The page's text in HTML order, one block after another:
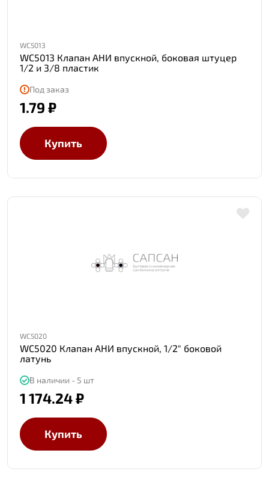
WC5013
WC5013 Клапан АНИ впускной, боковая штуцер
1/2 и 3/8 пластик
Под заказ
1.79 ₽
Купить
WC5020
WC5020 Клапан АНИ впускной, 1/2" боковой
латунь
В наличии - 5 шт
1 174.24 ₽
Купить